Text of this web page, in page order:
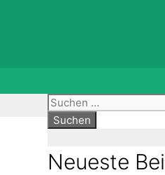
Suche
nach:
Neueste